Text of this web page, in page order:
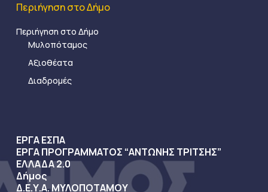
Περιήγηση στο Δήμο
Περιήγηση στο Δήμο
Μυλοπόταμος
Αξιοθέατα
Διαδρομές
ΕΡΓΑ ΕΣΠΑ
ΕΡΓΑ ΠΡΟΓΡΑΜΜΑΤΟΣ “ΑΝΤΩΝΗΣ ΤΡΙΤΣΗΣ”
ΕΛΛΑΔΑ 2.0
Δήμος
Δ.Ε.Υ.Α. ΜΥΛΟΠΟΤΑΜΟΥ